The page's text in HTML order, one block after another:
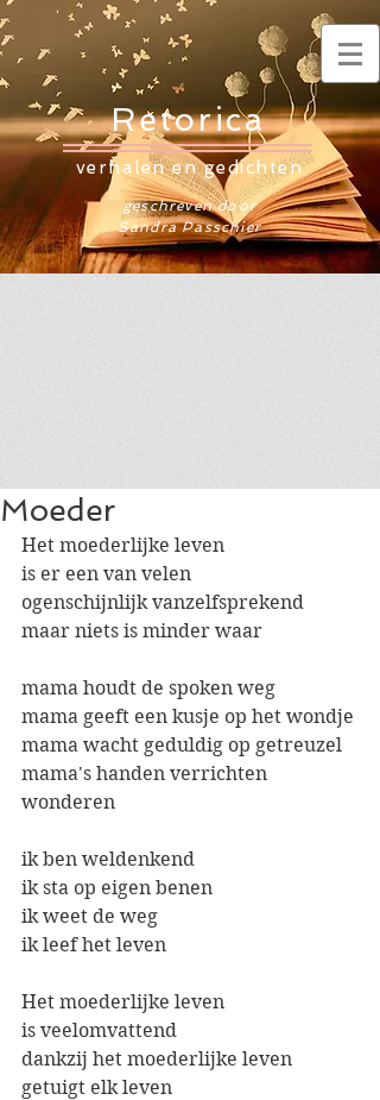
Retorica
verhalen en gedichten
geschreven door
Sandra Passchier
Moeder
Het moederlijke leven
is er een van velen
ogenschijnlijk vanzelfsprekend
maar niets is minder waar
mama houdt de spoken weg
mama geeft een kusje op het wondje
mama wacht geduldig op getreuzel
mama's handen verrichten
wonderen
ik ben weldenkend
ik sta op eigen benen
ik weet de weg
ik leef het leven
Het moederlijke leven
is veelomvattend
dankzij het moederlijke leven
getuigt elk leven